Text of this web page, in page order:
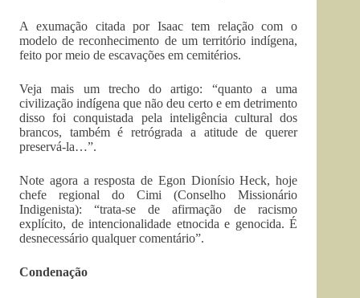
A exumação citada por Isaac tem relação com o
modelo de reconhecimento de um território indígena,
feito por meio de escavações em cemitérios.
Veja mais um trecho do artigo: “quanto a uma
civilização indígena que não deu certo e em detrimento
disso foi conquistada pela inteligência cultural dos
brancos, também é retrógrada a atitude de querer
preservá-la…”.
Note agora a resposta de Egon Dionísio Heck, hoje
chefe regional do Cimi (Conselho Missionário
Indigenista): “trata-se de afirmação de racismo
explícito, de intencionalidade etnocida e genocida. É
desnecessário qualquer comentário”.
Condenação